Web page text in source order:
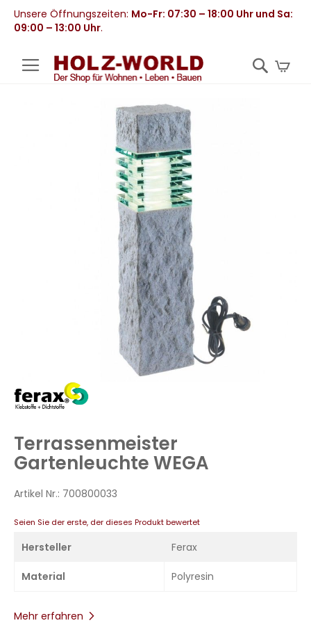
Unsere Öffnungszeiten: Mo-Fr: 07:30 – 18:00 Uhr und Sa:
09:00 – 13:00 Uhr.
Zum
Anfang
springen
Terrassenmeister
Gartenleuchte WEGA
Artikel Nr.: 700800033
Seien Sie der erste, der dieses Produkt bewertet
Hersteller Ferax
Material Polyresin
Mehr erfahren